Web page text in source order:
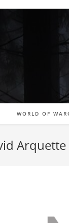
WORLD OF
Arquette